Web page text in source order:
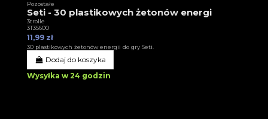
Pozostałe
Seti - 30 plastikowych żetonów energi
3trolle
3T35600
11,99 zł
30 plastikowych żetonów energii do gry Seti.
Dodaj do koszyka
Wysyłka w 24 godzin